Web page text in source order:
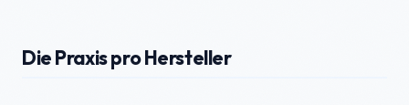
Die Praxis pro Hersteller